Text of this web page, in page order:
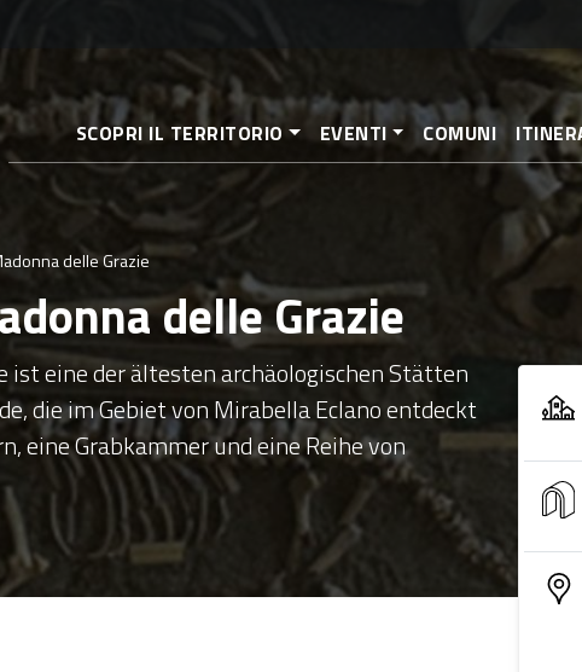
zum
Inhalt
SCOPRI IL TERRITORIO EVENTI COMUNI
delle Grazie
delle Grazie
ist eine der ältesten archäologischen Stätten
die im Gebiet von Mirabella Eclano entdeckt
eine Grabkammer und eine Reihe von